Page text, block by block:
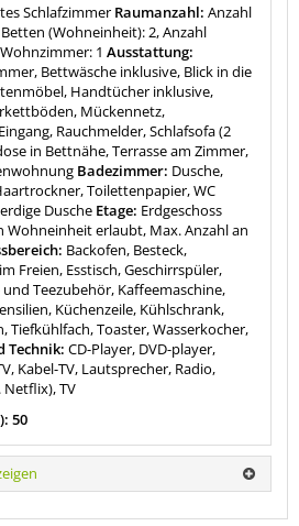
Schlafzimmer Raumanzahl: Anzahl
(Wohneinheit): 2, Anzahl
1 Ausstattung:
Bettwäsche inklusive, Blick in die
Handtücher inklusive,
Mückennetz,
Rauchmelder, Schlafsofa (2
in Bettnähe, Terrasse am Zimmer,
Badezimmer: Dusche,
Toilettenpapier, WC
Dusche Etage: Erdgeschoss
Wohneinheit erlaubt, Max. Anzahl an
Backofen, Besteck,
Freien, Esstisch, Geschirrspüler,
Teezubehör, Kaffeemaschine,
Küchenzeile, Kühlschrank,
Tiefkühlfach, Toaster, Wasserkocher,
Technik: CD-Player, DVD-player,
Kabel-TV, Lautsprecher, Radio,
Netflix), TV
50